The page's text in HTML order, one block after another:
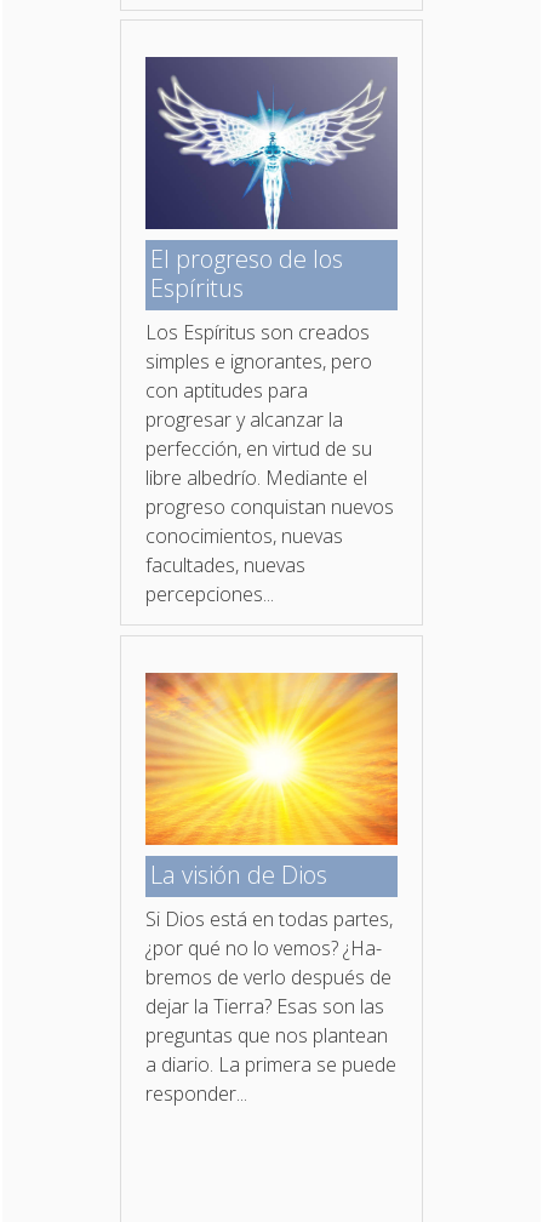
El progreso de los
Espíritus
Los Espíritus son creados
simples e ignorantes, pero
con aptitudes para
progresar y alcanzar la
perfección, en virtud de su
libre albedrío. Mediante el
progreso conquistan nuevos
conocimientos, nuevas
facultades, nuevas
percepciones...
La visión de Dios
Si Dios está en todas partes,
¿por qué no lo vemos? ¿Ha­
bremos de verlo después de
dejar la Tierra? Esas son las
preguntas que nos plantean
a diario. La primera se puede
responder...